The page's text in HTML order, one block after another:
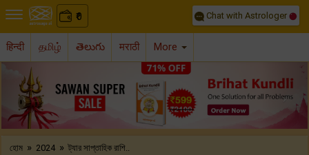
₹
0 Chat with Astrologer
हिन्दी தமிழ் తెలుగు मराठी More
Previous
হোম » 2024 » ট্যার সাপ্তাহিক রাশি..